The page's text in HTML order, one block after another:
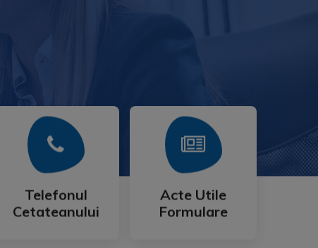
Telefonul
Cetateanului
Telefonul
Cetateanului
Mai Mult
Acte Utile
Formulare
Acte Utile
Formulare
Mai Mult